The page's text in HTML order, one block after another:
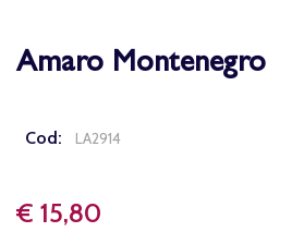
Amaro Montenegro
Cod: LA2914
€ 15,80